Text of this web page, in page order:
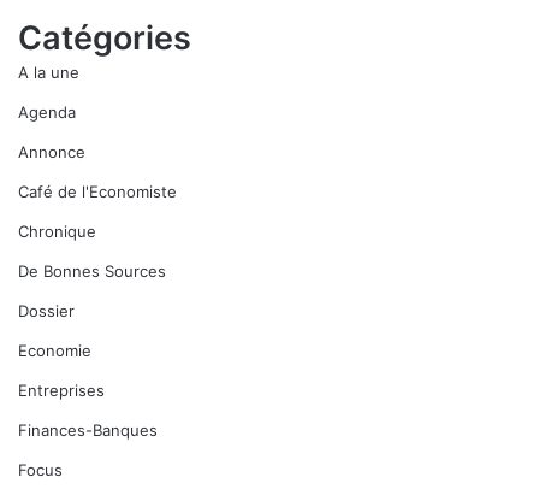
Catégories
A la une
Agenda
Annonce
Café de l'Economiste
Chronique
De Bonnes Sources
Dossier
Economie
Entreprises
Finances-Banques
Focus